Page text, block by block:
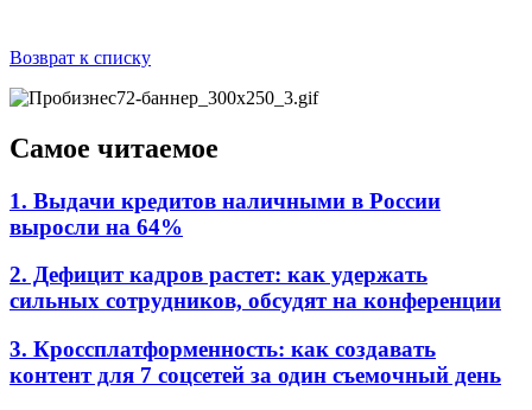
Возврат к списку
Самое читаемое
1. Выдачи кредитов наличными в России
выросли на 64%
2. Дефицит кадров растет: как удержать
сильных сотрудников, обсудят на конференции
3. Кроссплатформенность: как создавать
контент для 7 соцсетей за один съемочный день